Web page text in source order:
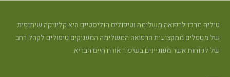
טיליה מרכז לרפואה משלימה וטיפולים הוליסטיים היא קליניקה שיתופית
של מטפלים ממקצועות הרפואה המשלימה המעניקים טיפולים לקהל רחב
של לקוחות אשר מעוניינים בשיפור אורח חיים הבריא.